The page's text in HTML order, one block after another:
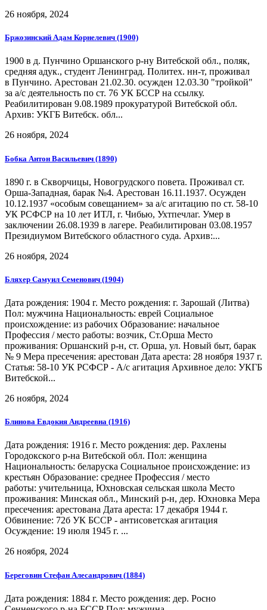
26 ноября, 2024
Бржозинский Адам Корнелевич (1900)
1900 в д. Пунчино Оршанского р-ну Витебской обл., поляк,
средняя адук., студент Ленинград. Политех. нн-т, проживал
в Пунчино. Арестован 21.02.30. осужден 12.03.30 "тройкой"
за а/с деятельность по ст. 76 УК БССР на ссылку.
Реабилитирован 9.08.1989 прокуратурой Витебской обл.
Архив: УКГБ Витебск. обл...
26 ноября, 2024
Бобка Антон Васильевич (1890)
1890 г. в Скворчицы, Новогрудского повета. Проживал ст.
Орша-Западная, барак №4. Арестован 16.11.1937. Осужден
10.12.1937 «особым совещанием» за а/с агитацию по ст. 58-10
УК РСФСР на 10 лет ИТЛ, г. Чибью, Ухтпечлаг. Умер в
заключении 26.08.1939 в лагере. Реабилитирован 03.08.1957
Президиумом Витебского областного суда. Архив:...
26 ноября, 2024
Бляхер Самуил Семенович (1904)
Дата рождения: 1904 г. Место рождения: г. Зарошай (Литва)
Пол: мужчина Национальность: еврей Социальное
происхождение: из рабочих Образование: начальное
Профессия / место работы: возчик, Ст.Орша Место
проживания: Оршанский р-н, ст. Орша, ул. Новый быт, барак
№ 9 Мера пресечения: арестован Дата ареста: 28 ноября 1937 г.
Статья: 58-10 УК РСФСР - А/с агитация Архивное дело: УКГБ
Витебской...
26 ноября, 2024
Блинова Евдокия Андреевна (1916)
Дата рождения: 1916 г. Место рождения: дер. Рахлены
Городокского р-на Витебской обл. Пол: женщина
Национальность: беларуска Социальное происхождение: из
крестьян Образование: среднее Профессия / место
работы: учительница, Юхновская сельская школа Место
проживания: Минская обл., Минский р-н, дер. Юхновка Мера
пресечения: арестована Дата ареста: 17 декабря 1944 г.
Обвинение: 72б УК БССР - антисоветская агитация
Осуждение: 19 июля 1945 г. ...
26 ноября, 2024
Береговин Стефан Алесандрович (1884)
Дата рождения: 1884 г. Место рождения: дер. Росно